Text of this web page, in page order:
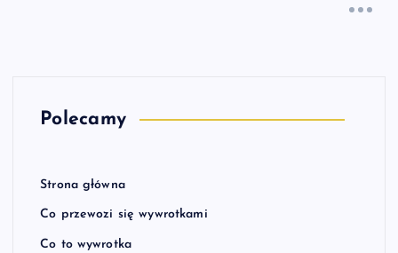
Polecamy
Strona główna
Co przewozi się wywrotkami
Co to wywrotka